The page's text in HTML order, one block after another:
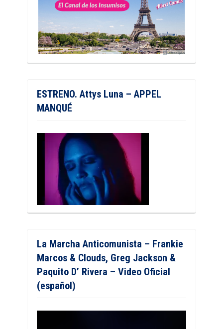
ESTRENO. Attys Luna – APPEL
MANQUÉ
La Marcha Anticomunista – Frankie
Marcos & Clouds, Greg Jackson &
Paquito D’ Rivera – Video Oficial
(español)